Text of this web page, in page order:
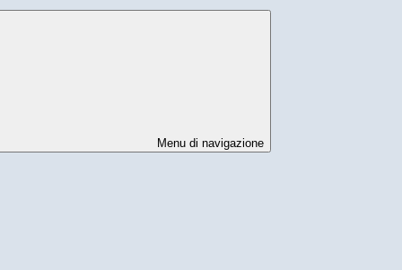
Menu di navigazione